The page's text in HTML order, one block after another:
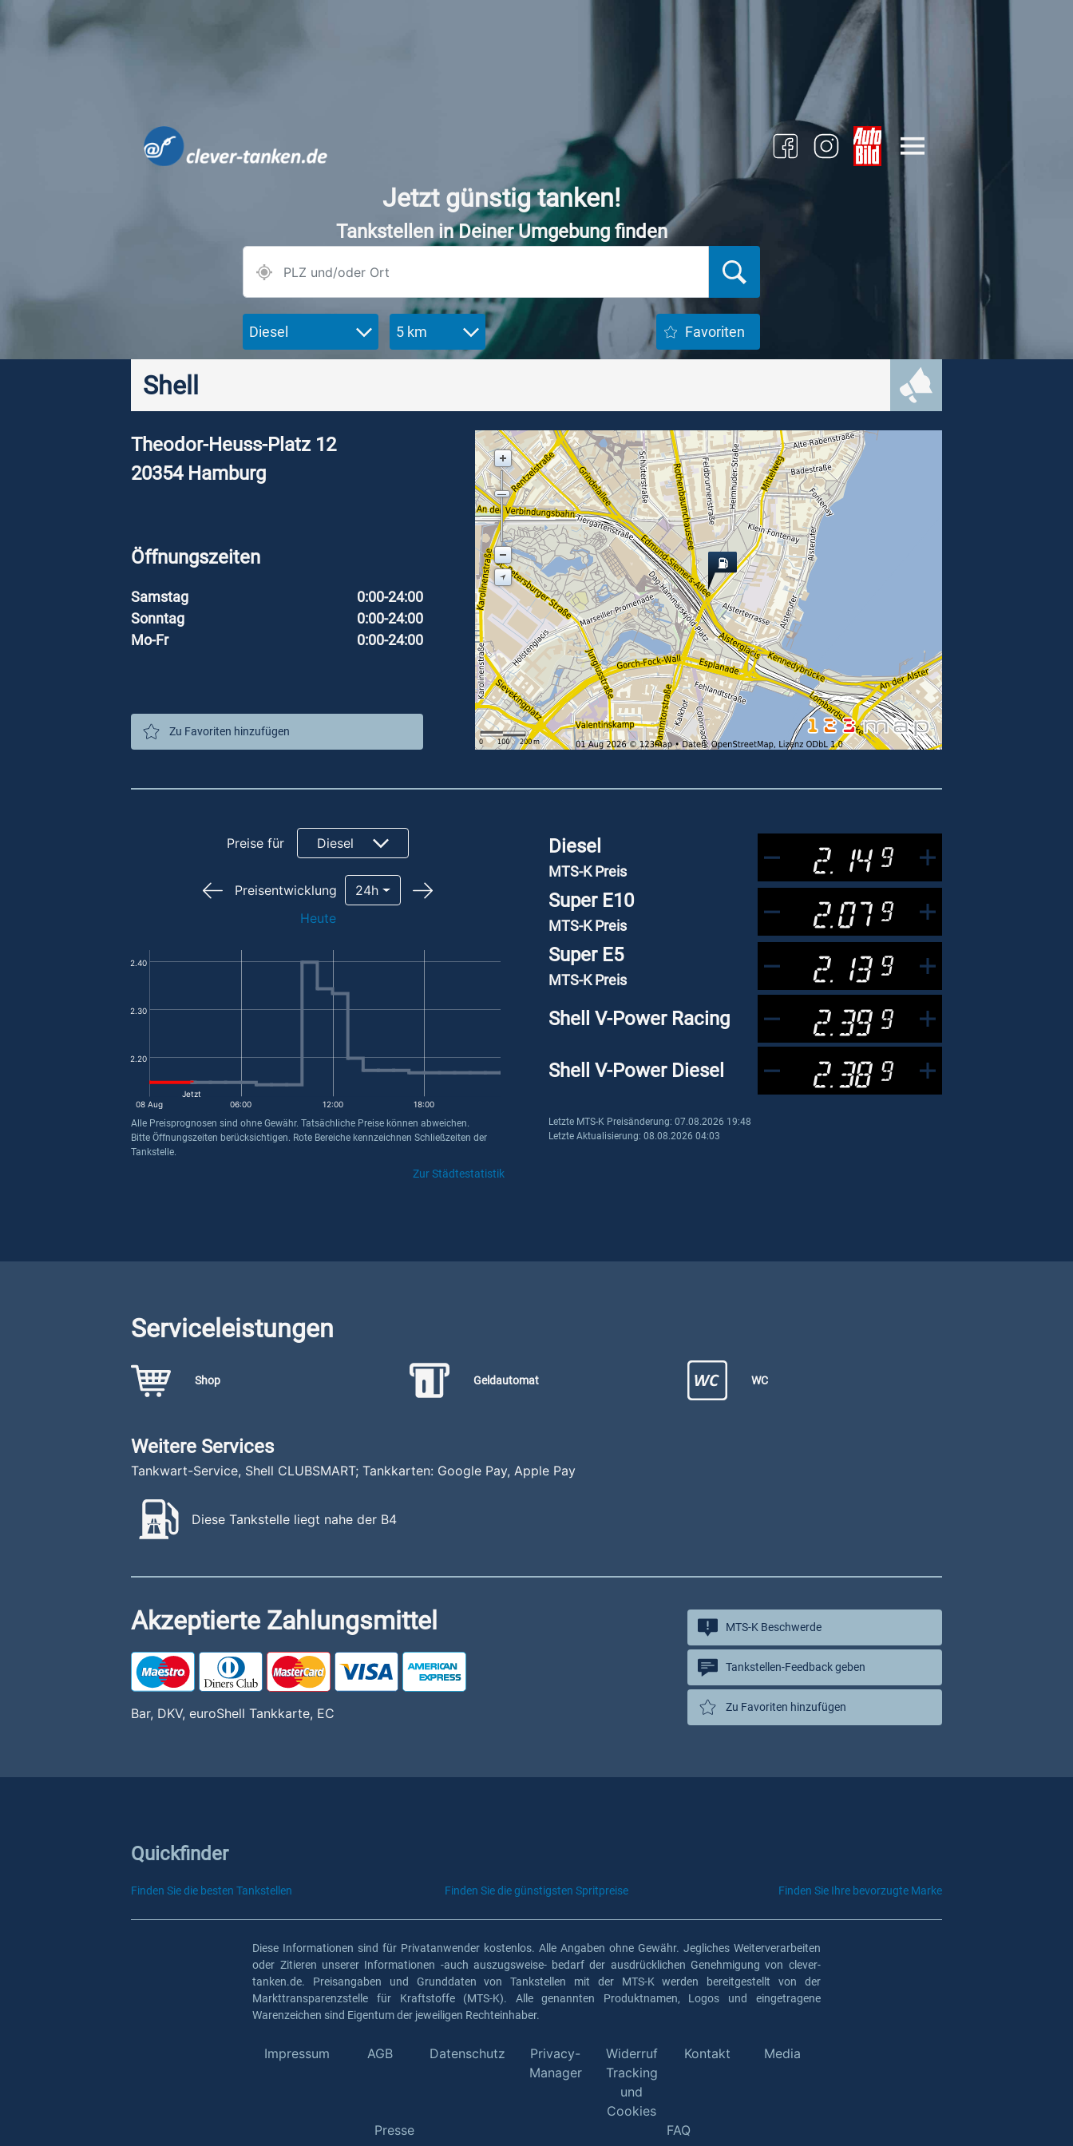
Jetzt günstig tanken!
Tankstellen in Deiner Umgebung finden
Diesel 5 km Favoriten
Shell
Theodor-Heuss-Platz 12
20354 Hamburg
Öffnungszeiten
Samstag
0:00-24:00
Sonntag
0:00-24:00
Mo-Fr
0:00-24:00
Zu Favoriten hinzufügen
Diesel
MTS-K Preis 2.14
9
Super E10
MTS-K Preis 2.07
9
Super E5
MTS-K Preis 2.13 9
Shell V-Power Racing 2.39 9
Shell V-Power Diesel 2.38 9
Letzte MTS-K Preisänderung: 07.08.2026 19:48
Letzte Aktualisierung: 08.08.2026 04:03
Preise für Diesel
Preisentwicklung
24h
Heute
2.20
2.30
2.40
08 Aug 06:00 12:00 18:00
Jetzt
Alle Preisprognosen sind ohne Gewähr. Tatsächliche Preise können abweichen.
Bitte Öffnungszeiten berücksichtigen. Rote Bereiche kennzeichnen Schließzeiten der
Tankstelle.
Zur Städtestatistik
Serviceleistungen
Shop Geldautomat WC
Weitere Services
Tankwart-Service, Shell CLUBSMART; Tankkarten: Google Pay, Apple Pay
Diese Tankstelle liegt nahe der B4
Akzeptierte Zahlungsmittel
Bar, DKV, euroShell Tankkarte, EC
MTS-K Beschwerde
Tankstellen-Feedback geben
Zu Favoriten hinzufügen
Quickfinder
Finden Sie die besten Tankstellen Finden Sie die günstigsten Spritpreise Finden Sie Ihre bevorzugte Marke
Diese Informationen sind für Privatanwender kostenlos. Alle Angaben ohne Gewähr. Jegliches Weiterverarbeiten
oder Zitieren unserer Informationen -auch auszugsweise- bedarf der ausdrücklichen Genehmigung von clever-
tanken.de. Preisangaben und Grunddaten von Tankstellen mit der MTS-K werden bereitgestellt von der
Markttransparenzstelle für Kraftstoffe (MTS-K). Alle genannten Produktnamen, Logos und eingetragene
Warenzeichen sind Eigentum der jeweiligen Rechteinhaber.
Impressum AGB Datenschutz
Privacy-
Manager
Widerruf
Tracking
und
Cookies
Kontakt Media
Presse FAQ